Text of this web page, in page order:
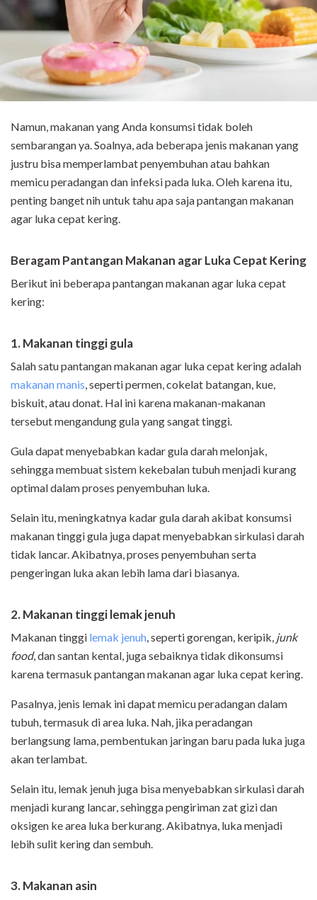
Namun, makanan yang Anda konsumsi tidak boleh
sembarangan ya. Soalnya, ada beberapa jenis makanan yang
justru bisa memperlambat penyembuhan atau bahkan
memicu peradangan dan infeksi pada luka. Oleh karena itu,
penting banget nih untuk tahu apa saja pantangan makanan
agar luka cepat kering.
Beragam Pantangan Makanan agar Luka Cepat Kering
Berikut ini beberapa pantangan makanan agar luka cepat
kering:
1. Makanan tinggi gula
Salah satu pantangan makanan agar luka cepat kering adalah
makanan manis , seperti permen, cokelat batangan, kue,
biskuit, atau donat. Hal ini karena makanan-makanan
tersebut mengandung gula yang sangat tinggi.
Gula dapat menyebabkan kadar gula darah melonjak,
sehingga membuat sistem kekebalan tubuh menjadi kurang
optimal dalam proses penyembuhan luka.
Selain itu, meningkatnya kadar gula darah akibat konsumsi
makanan tinggi gula juga dapat menyebabkan sirkulasi darah
tidak lancar. Akibatnya, proses penyembuhan serta
pengeringan luka akan lebih lama dari biasanya.
2. Makanan tinggi lemak jenuh
Makanan tinggi lemak jenuh , seperti gorengan, keripik, junk
food, dan santan kental, juga sebaiknya tidak dikonsumsi
karena termasuk pantangan makanan agar luka cepat kering.
Pasalnya, jenis lemak ini dapat memicu peradangan dalam
tubuh, termasuk di area luka. Nah, jika peradangan
berlangsung lama, pembentukan jaringan baru pada luka juga
akan terlambat.
Selain itu, lemak jenuh juga bisa menyebabkan sirkulasi darah
menjadi kurang lancar, sehingga pengiriman zat gizi dan
oksigen ke area luka berkurang. Akibatnya, luka menjadi
lebih sulit kering dan sembuh.
3. Makanan asin